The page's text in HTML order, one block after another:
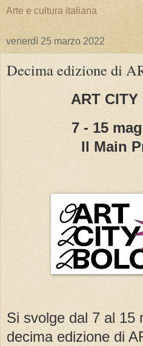
Arte e cultura italiana
venerdì 25 marzo 2022
Decima edizione di
ART
7 - 15
Il Main
Si svolge dal 7 al 15
decima edizione di